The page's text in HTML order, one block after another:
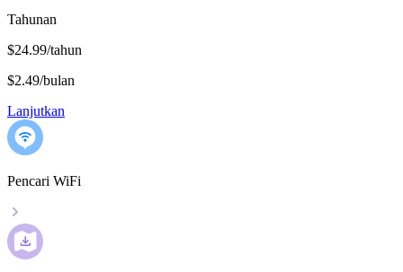
Tahunan
$24.99/tahun
$2.49/bulan
Lanjutkan
Pencari WiFi